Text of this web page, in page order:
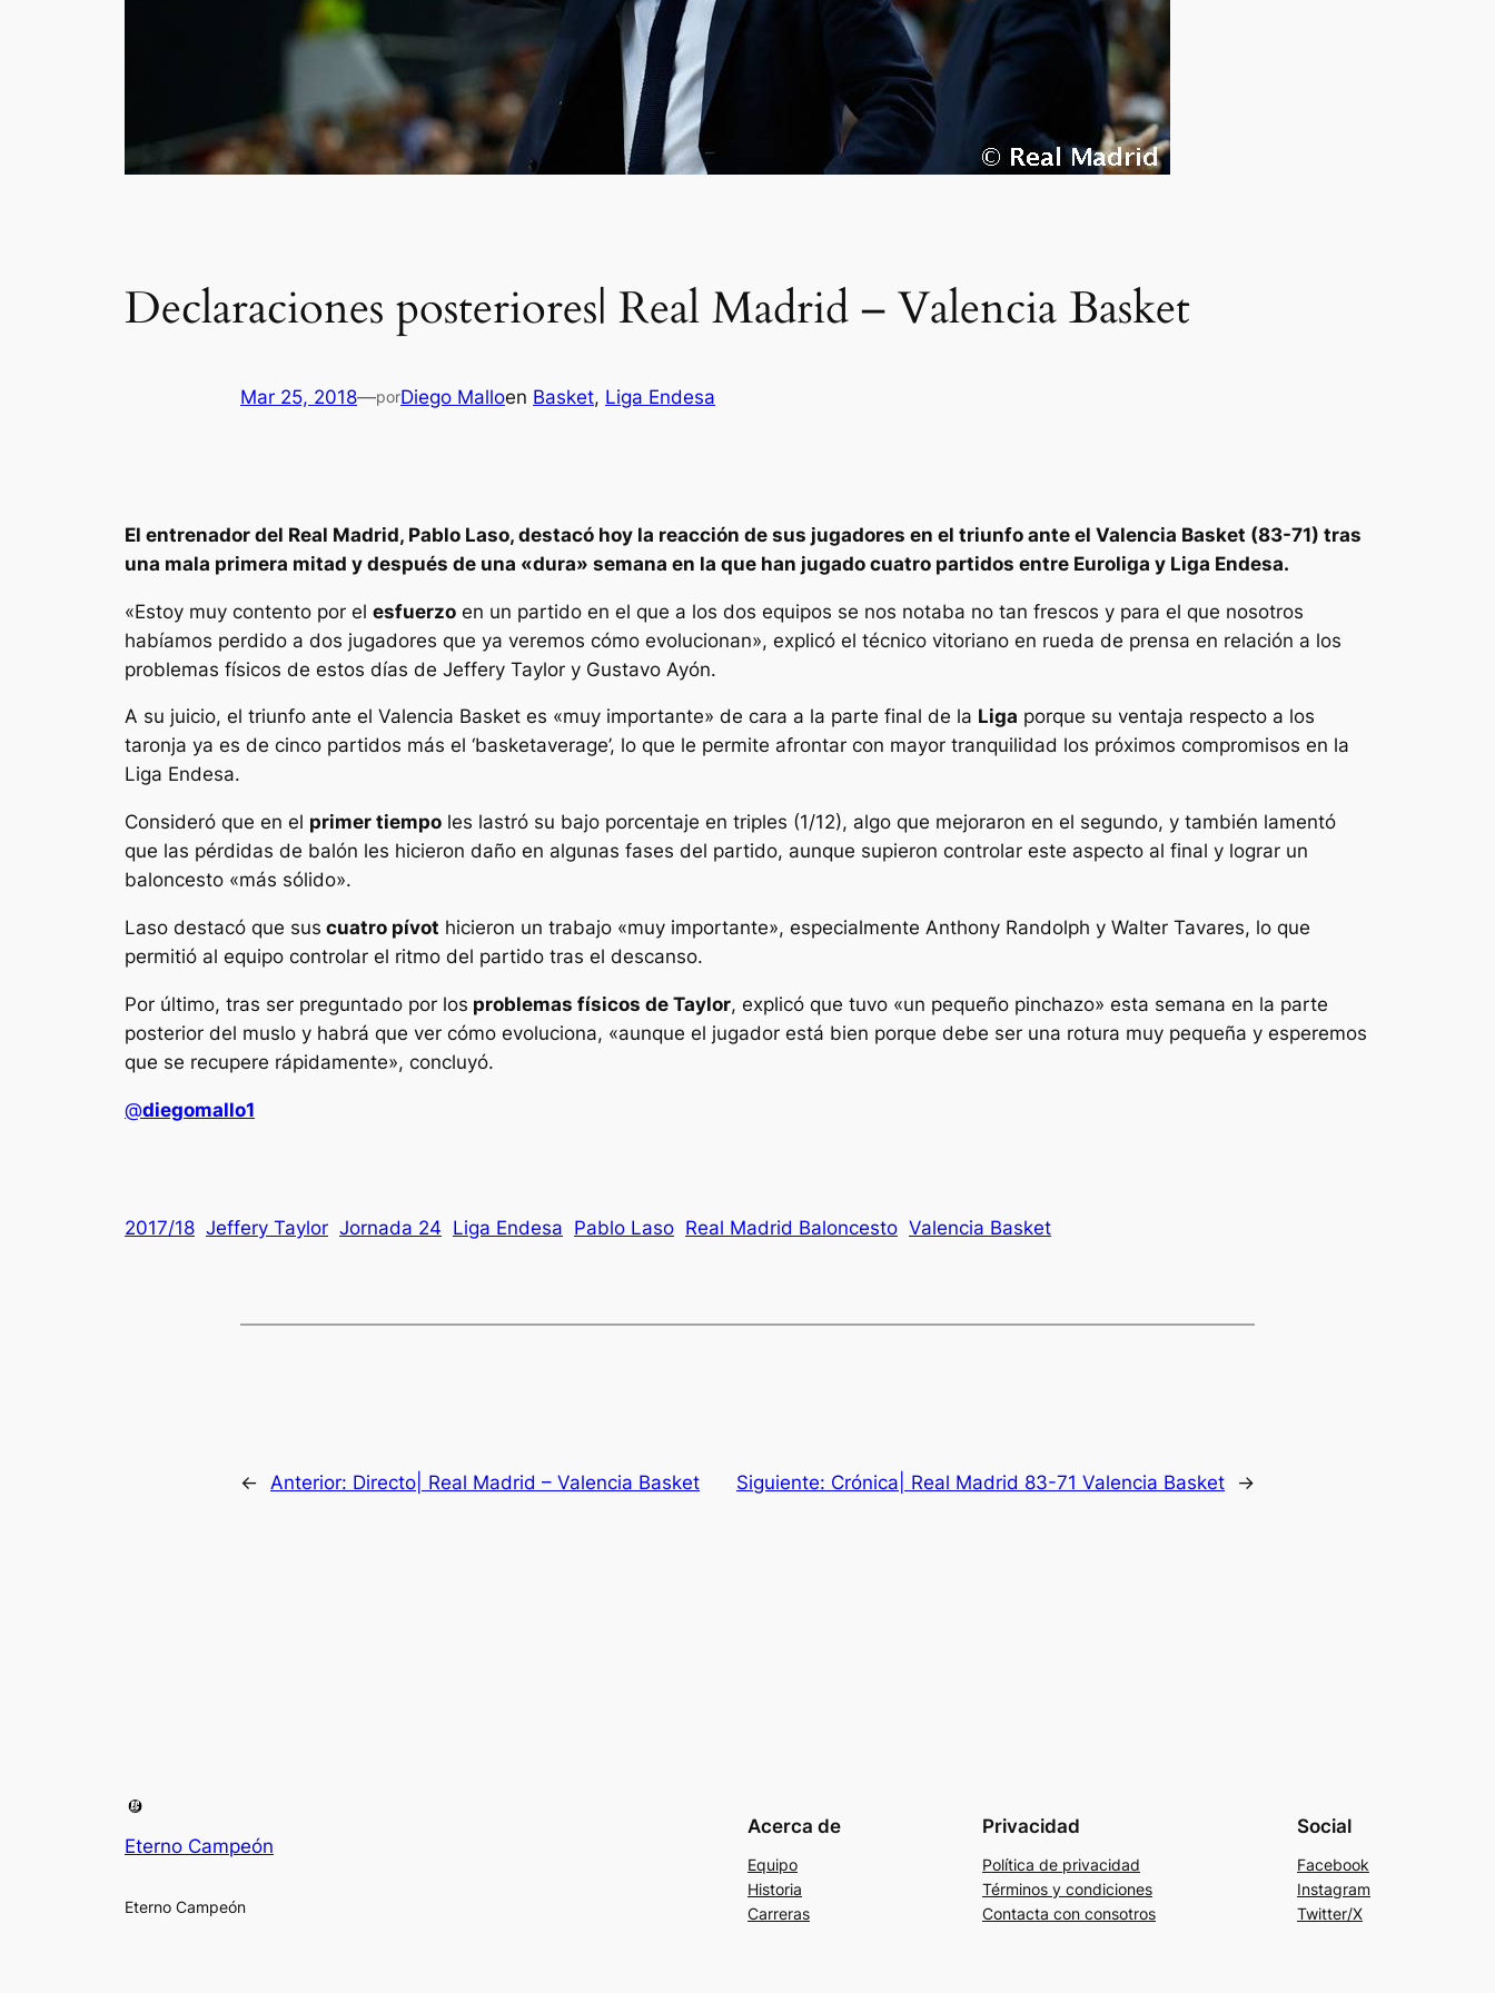
Declaraciones posteriores| Real Madrid – Valencia Basket
Mar 25, 2018—porDiego Malloen Basket, Liga Endesa
El entrenador del Real Madrid, Pablo Laso, destacó hoy la reacción de sus jugadores en el triunfo ante el Valencia Basket (83-71) tras
una mala primera mitad y después de una «dura» semana en la que han jugado cuatro partidos entre Euroliga y Liga Endesa.
«Estoy muy contento por el esfuerzo en un partido en el que a los dos equipos se nos notaba no tan frescos y para el que nosotros
habíamos perdido a dos jugadores que ya veremos cómo evolucionan», explicó el técnico vitoriano en rueda de prensa en relación a los
problemas físicos de estos días de Jeffery Taylor y Gustavo Ayón.
A su juicio, el triunfo ante el Valencia Basket es «muy importante» de cara a la parte final de la Liga porque su ventaja respecto a los
taronja ya es de cinco partidos más el ‘basketaverage’, lo que le permite afrontar con mayor tranquilidad los próximos compromisos en la
Liga Endesa.
Consideró que en el primer tiempo les lastró su bajo porcentaje en triples (1/12), algo que mejoraron en el segundo, y también lamentó
que las pérdidas de balón les hicieron daño en algunas fases del partido, aunque supieron controlar este aspecto al final y lograr un
baloncesto «más sólido».
Laso destacó que sus cuatro pívot hicieron un trabajo «muy importante», especialmente Anthony Randolph y Walter Tavares, lo que
permitió al equipo controlar el ritmo del partido tras el descanso.
Por último, tras ser preguntado por los problemas físicos de Taylor, explicó que tuvo «un pequeño pinchazo» esta semana en la parte
posterior del muslo y habrá que ver cómo evoluciona, «aunque el jugador está bien porque debe ser una rotura muy pequeña y esperemos
que se recupere rápidamente», concluyó.
@diegomallo1
2017/18 Jeffery Taylor Jornada 24 Liga Endesa Pablo Laso Real Madrid Baloncesto Valencia Basket
← Anterior: Directo| Real Madrid – Valencia Basket Siguiente: Crónica| Real Madrid 83-71 Valencia Basket →
Eterno Campeón
Eterno Campeón
Acerca de
Equipo
Historia
Carreras
Privacidad
Política de privacidad
Términos y condiciones
Contacta con consotros
Social
Facebook
Instagram
Twitter/X